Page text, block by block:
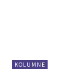
KOLUMNE